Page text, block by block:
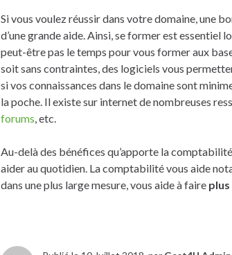
Si vous voulez réussir dans votre domaine, une
d’une grande aide. Ainsi, se former est essentiel
peut-être pas le temps pour vous former aux
soit sans contraintes, des logiciels vous
si vos connaissances dans le domaine sont
la poche. Il existe sur internet de nombreuses
forums , etc.
Au-delà des bénéfices qu’apporte la
aider au quotidien. La comptabilité vous aide
dans une plus large mesure, vous aide à faire plus